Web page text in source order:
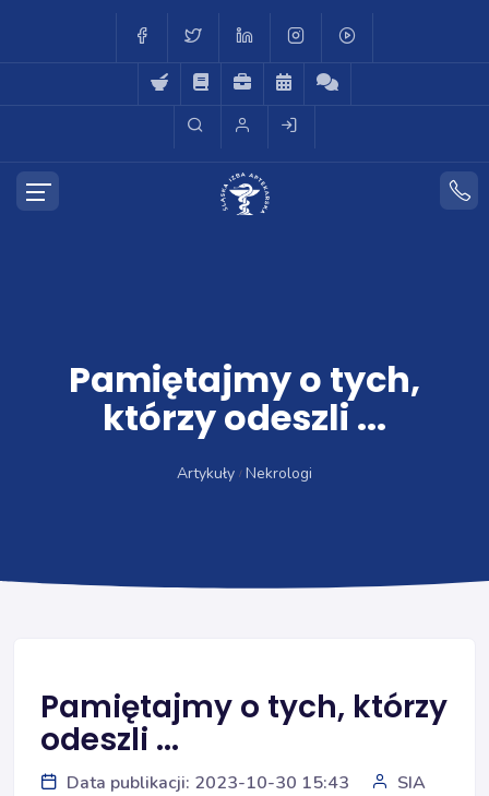
Pamiętajmy o tych,
którzy odeszli ...
Artykuły Nekrologi
Pamiętajmy o tych, którzy
odeszli ...
Data publikacji: 2023-10-30 15:43
SIA